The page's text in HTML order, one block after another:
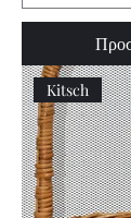
Kitsch